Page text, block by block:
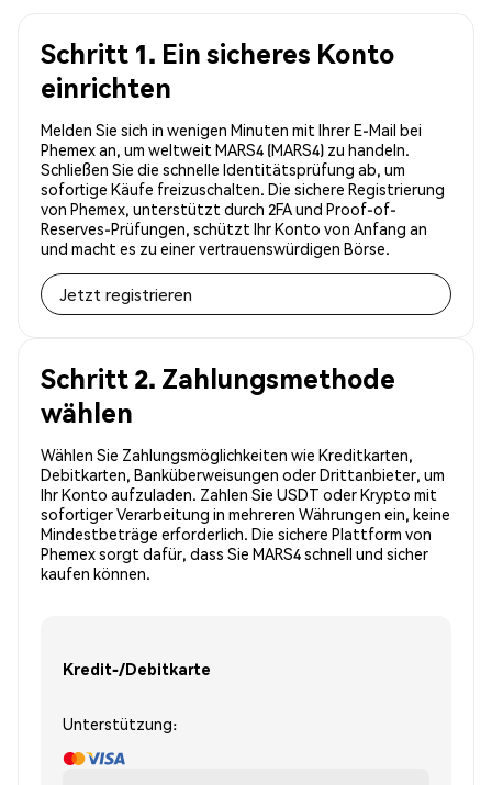
Schritt 1. Ein sicheres Konto
einrichten
Melden Sie sich in wenigen Minuten mit Ihrer E-Mail bei
Phemex an, um weltweit MARS4 (MARS4) zu handeln.
Schließen Sie die schnelle Identitätsprüfung ab, um
sofortige Käufe freizuschalten. Die sichere Registrierung
von Phemex, unterstützt durch 2FA und Proof-of-
Reserves-Prüfungen, schützt Ihr Konto von Anfang an
und macht es zu einer vertrauenswürdigen Börse.
Jetzt registrieren
Schritt 2. Zahlungsmethode
wählen
Wählen Sie Zahlungsmöglichkeiten wie Kreditkarten,
Debitkarten, Banküberweisungen oder Drittanbieter, um
Ihr Konto aufzuladen. Zahlen Sie USDT oder Krypto mit
sofortiger Verarbeitung in mehreren Währungen ein, keine
Mindestbeträge erforderlich. Die sichere Plattform von
Phemex sorgt dafür, dass Sie MARS4 schnell und sicher
kaufen können.
Kredit-/Debitkarte
Unterstützung: